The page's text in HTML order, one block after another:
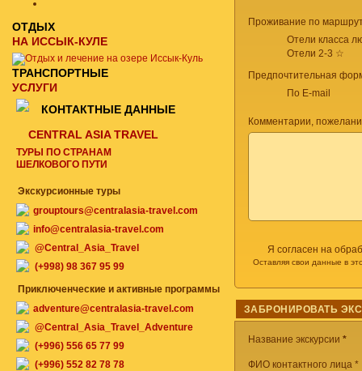
Проживание по
Отели класса
Отели 2-3 ☆
Предпочтительная
По E-mail
Комментарии,
Я согласен на
Оставляя свои данные в
ЗАБРОНИРОВАТЬ
Название экскурсии *
ФИО контактного лица *
ОТДЫХ
НА ИССЫК-КУЛЕ
ТРАНСПОРТНЫЕ
УСЛУГИ
КОНТАКТНЫЕ ДАННЫЕ
CENTRAL ASIA TRAVEL
ТУРЫ ПО СТРАНАМ
ШЕЛКОВОГО ПУТИ
Экскурсионные туры
grouptours@centralasia-travel.com
info@centralasia-travel.com
@Central_Asia_Travel
(+998) 98 367 95 99
Приключенческие и активные программы
adventure@centralasia-travel.com
@Central_Asia_Travel_Adventure
(+996) 556 65 77 99
(+996) 552 82 78 78